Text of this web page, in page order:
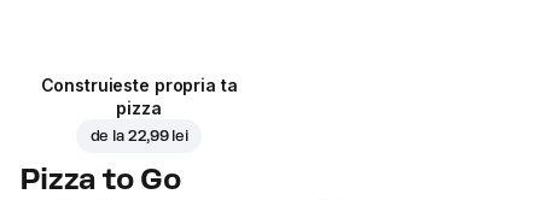
Construieste propria ta
pizza
de la 22,99 lei
Pizza to Go